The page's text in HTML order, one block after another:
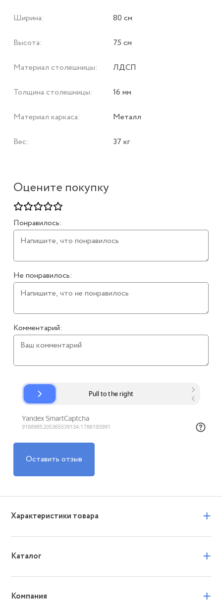
Оцените покупку
Понравилось:
Не понравилось:
Комментарий:
Оставить отзыв
Ширина: 80 см
Высота: 75 см
Материал столешницы: ЛДСП
Толщина столешницы: 16 мм
Материал каркаса: Металл
Вес: 37 кг
Характеристики товара +
Каталог +
Компания +